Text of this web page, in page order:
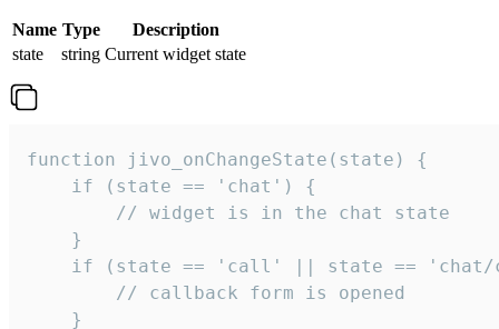
Name Type
Description
state
string Current widget state
function jivo_onChangeState(state) {
    if (state == 'chat') {
        // widget is in the chat state
    }
if (state == 'call' || state == 'chat/
        // callback form is opened
    }